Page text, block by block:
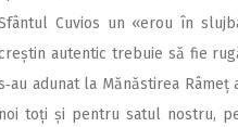
Cuvios un «erou în
autentic trebuie să fie
adunat la Mănăstirea
noi toți și pentru satul nostru,